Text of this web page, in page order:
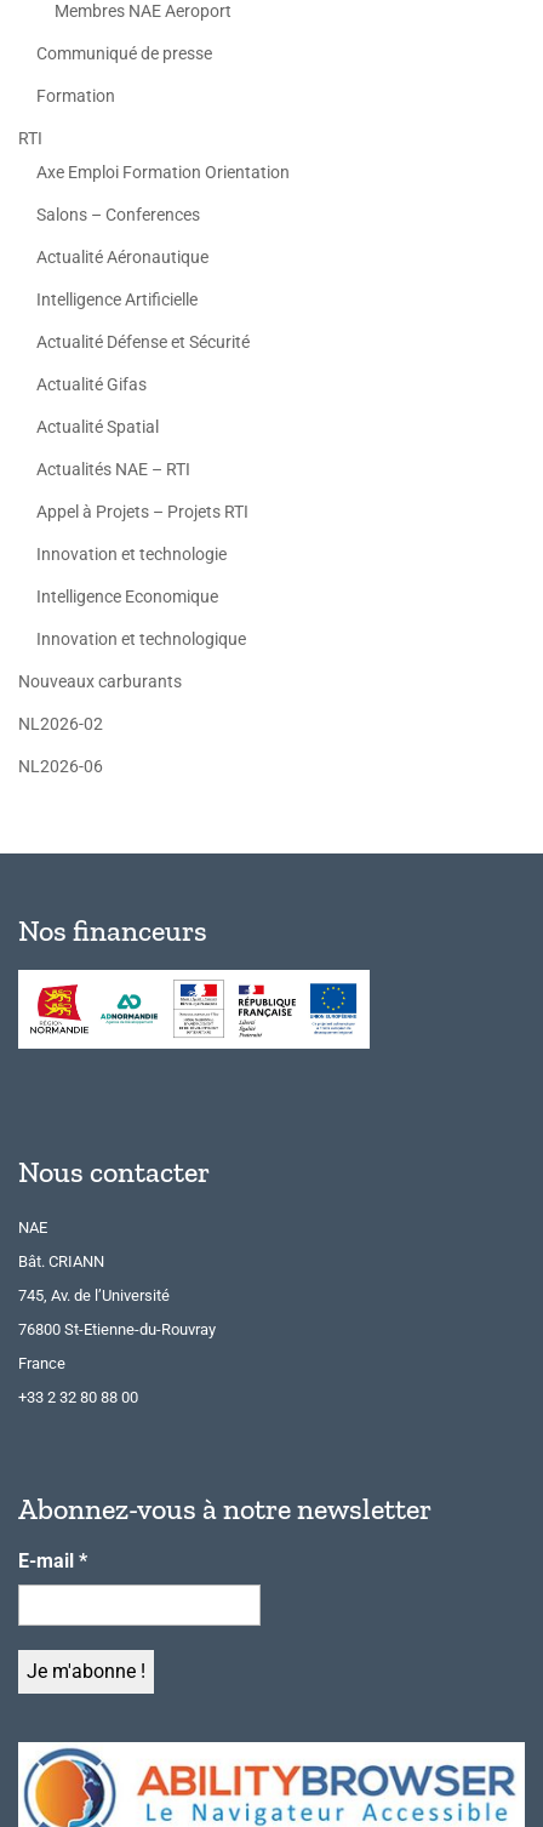
Membres NAE Aeroport
Communiqué de presse
Formation
RTI
Axe Emploi Formation Orientation
Salons – Conferences
Actualité Aéronautique
Intelligence Artificielle
Actualité Défense et Sécurité
Actualité Gifas
Actualité Spatial
Actualités NAE – RTI
Appel à Projets – Projets RTI
Innovation et technologie
Intelligence Economique
Innovation et technologique
Nouveaux carburants
NL2026-02
NL2026-06
Nos financeurs
Nous contacter
NAE
Bât. CRIANN
745, Av. de l’Université
76800 St-Etienne-du-Rouvray
France
+33 2 32 80 88 00
Abonnez-vous à notre newsletter
E-mail *